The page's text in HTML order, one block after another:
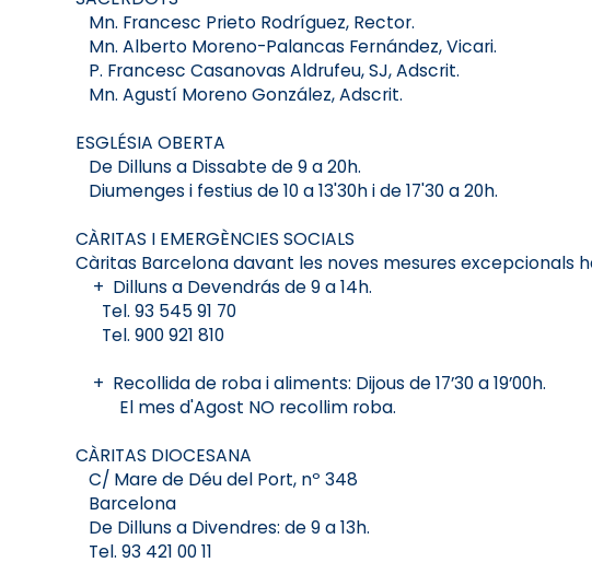
Mn. Francesc Prieto Rodríguez, Rector.
Mn. Alberto Moreno-Palancas Fernández, Vicari.
P. Francesc Casanovas Aldrufeu, SJ, Adscrit.
Mn. Agustí Moreno González, Adscrit.
ESGLÉSIA OBERTA
De Dilluns a Dissabte de 9 a 20h.
Diumenges i festius de 10 a 13'30h i de 17'30 a 20h.
CÀRITAS I EMERGÈNCIES SOCIALS
Càritas Barcelona davant les noves mesures
+ Dilluns a Devendrás de 9 a 14h.
Tel. 93 545 91 70
Tel. 900 921 810
+ Recollida de roba i aliments: Dijous de 17’30 a 19’00h.
El mes d'Agost NO recollim roba.
CÀRITAS DIOCESANA
C/ Mare de Déu del Port, nº 348
Barcelona
De Dilluns a Divendres: de 9 a 13h.
Tel. 93 421 00 11